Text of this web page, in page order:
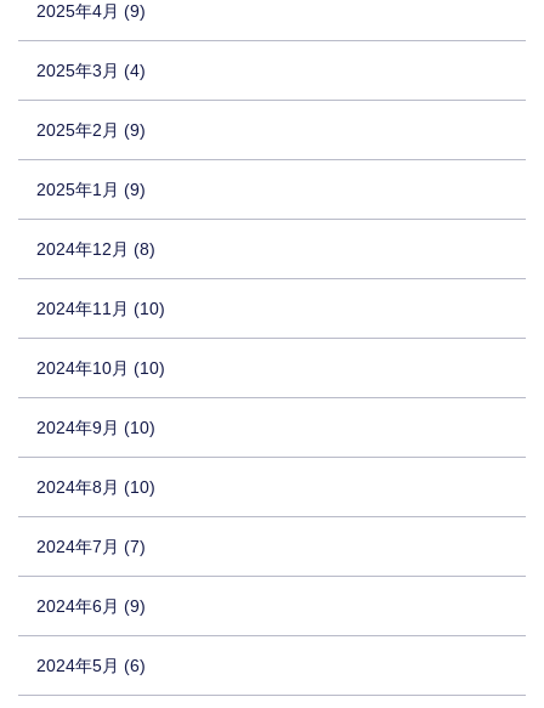
2025年4月 (9)
2025年3月 (4)
2025年2月 (9)
2025年1月 (9)
2024年12月 (8)
2024年11月 (10)
2024年10月 (10)
2024年9月 (10)
2024年8月 (10)
2024年7月 (7)
2024年6月 (9)
2024年5月 (6)